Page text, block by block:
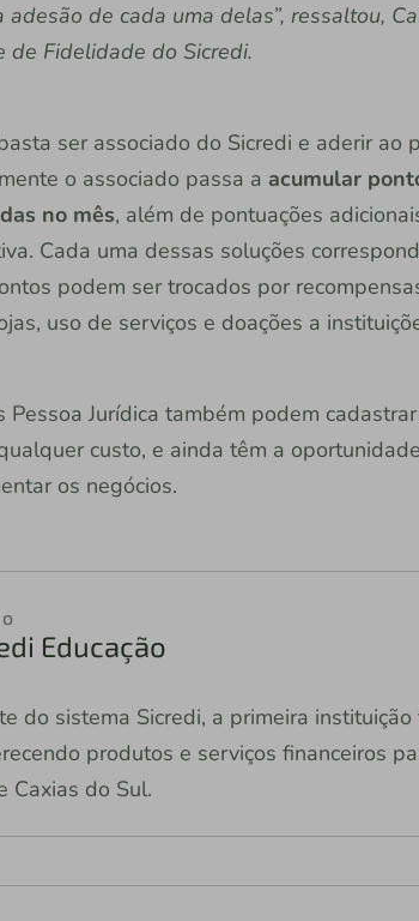
adesão de cada uma delas”, ressaltou,
de Fidelidade do Sicredi.
ser associado do Sicredi e aderir ao
o associado passa a acumular
no mês, além de pontuações
Cada uma dessas soluções
podem ser trocados por
uso de serviços e doações a
Pessoa Jurídica também podem
custo, e ainda têm a
os negócios.
Educação
do sistema Sicredi, a primeira
produtos e serviços financeiros
Caxias do Sul.